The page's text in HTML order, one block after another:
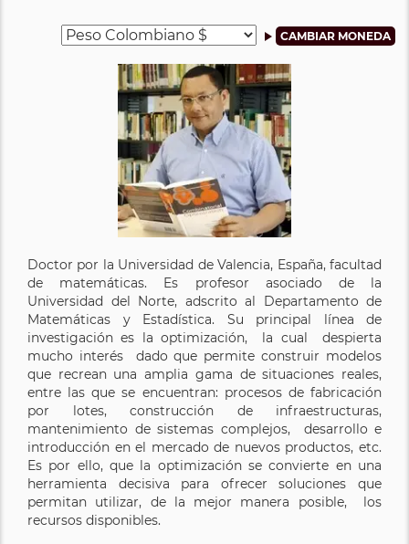
Doctor por la Universidad de Valencia, España, facultad
de matemáticas. Es profesor asociado de la
Universidad del Norte, adscrito al Departamento de
Matemáticas y Estadística. Su principal línea de
investigación es la optimización, la cual despierta
mucho interés dado que permite construir modelos
que recrean una amplia gama de situaciones reales,
entre las que se encuentran: procesos de fabricación
por lotes, construcción de infraestructuras,
mantenimiento de sistemas complejos, desarrollo e
introducción en el mercado de nuevos productos, etc.
Es por ello, que la optimización se convierte en una
herramienta decisiva para ofrecer soluciones que
permitan utilizar, de la mejor manera posible, los
recursos disponibles.